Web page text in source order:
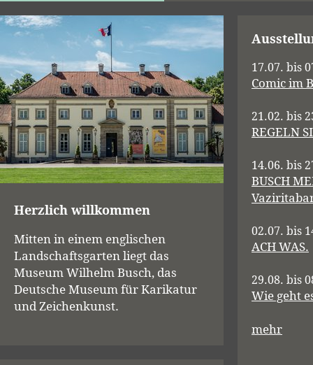
Herzlich willkommen
Mitten in einem englischen
Landschaftsgarten liegt das
Museum Wilhelm Busch, das
Deutsche Museum für Karikatur
und Zeichenkunst.
17.07. bis
Comic im
21.02. bis
REGELN
14.06. bis
BUSCH
02.07. bis
ACH WAS.
29.08. bis
Wie geht
mehr